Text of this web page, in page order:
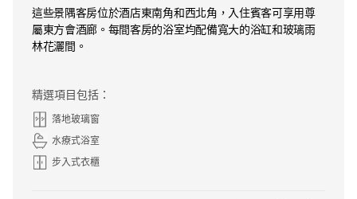
這些景隅客房位於酒店東南角和西北角，入住賓客可享用尊
屬東方會酒廊。每間客房的浴室均配備寬大的浴缸和玻璃雨
林花灑間。
精選項目包括：
落地玻璃窗
水療式浴室
步入式衣櫃